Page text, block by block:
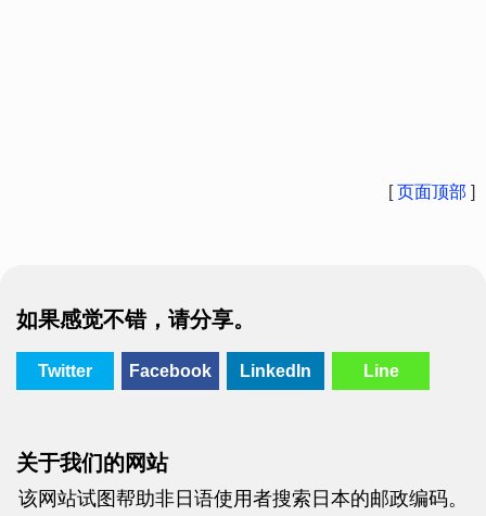
[页面顶部 ]
如果感觉不错，请分享。
Twitter Facebook LinkedIn Line
关于我们的网站
该网站试图帮助非日语使用者搜索日本的邮政编码。